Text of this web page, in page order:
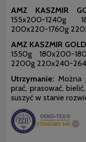
AMZ KASZMIR
155x200-1240g
200x220-1760g
AMZ KASZMIR
1550g 180x200-
2200g 220x240-
Utrzymanie: Można
prać, prasować,
suszyć w stanie